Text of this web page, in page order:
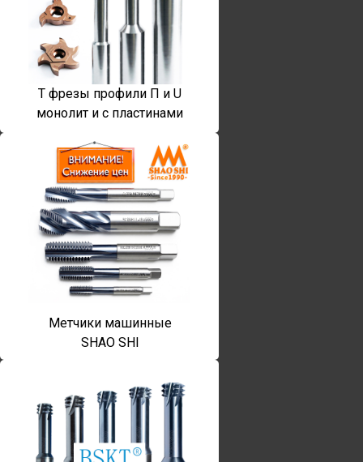
T фрезы профили П и U
монолит и с пластинами
Метчики машинные
SHAO SHI